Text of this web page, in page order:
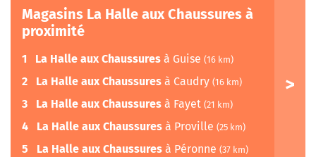
Magasins La Halle aux Chaussures à
proximité
1 La Halle aux Chaussures à Guise (16 km)
2 La Halle aux Chaussures à Caudry (16 km)
3 La Halle aux Chaussures à Fayet (21 km)
4 La Halle aux Chaussures à Proville (25 km)
5 La Halle aux Chaussures à Péronne (37 km)